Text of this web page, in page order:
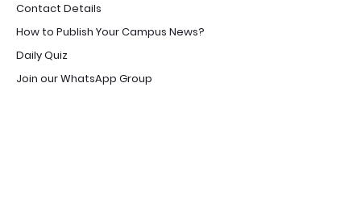
Contact Details
How to Publish Your Campus News?
Daily Quiz
Join our WhatsApp Group